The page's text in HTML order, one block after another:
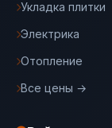
Укладка плитки
Электрика
Отопление
Все цены →